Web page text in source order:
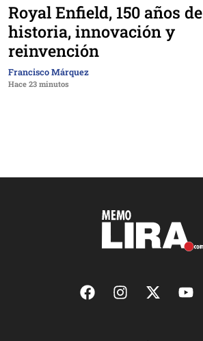
Royal Enfield, 150 años de
historia, innovación y
reinvención
Francisco Márquez
Hace 23 minutos